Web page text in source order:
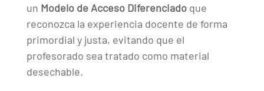
un Modelo de Acceso Diferenciadoque
reconozca la experiencia docente de forma
primordial y justa, evitando que el
profesorado sea tratado como material
desechable.